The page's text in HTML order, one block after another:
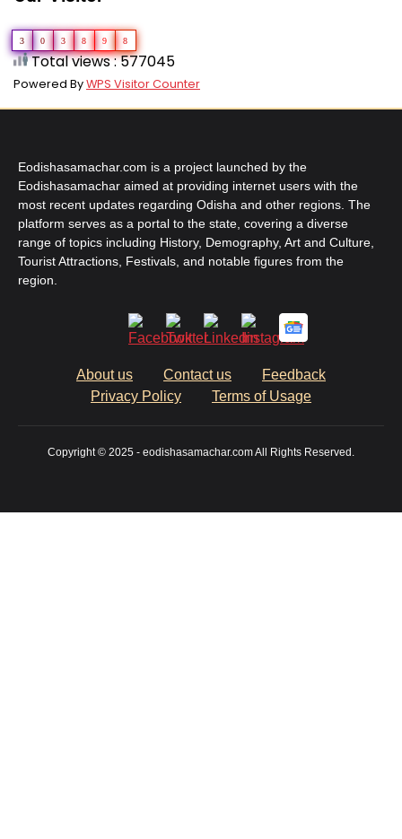
3 0 3 8 9 8
Total views : 577045
Powered ByWPS Visitor Counter
Eodishasamachar.com is a project launched by the
Eodishasamachar aimed at providing internet users with the
most recent updates regarding Odisha and other regions. The
platform serves as a portal to the state, covering a diverse
range of topics including History, Demography, Art and Culture,
Tourist Attractions, Festivals, and notable figures from the
region.
About us Contact us
Feedback
Privacy Policy
Terms of Usage
Copyright © 2025 - eodishasamachar.com All Rights Reserved.